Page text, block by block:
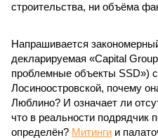
строительства, ни объёма
Напрашивается
декларируемая «Capital
проблемные объекты SSD»)
Лосиноостровской, почему
Люблино? И означает ли
что в реальности
определён? Митинги и